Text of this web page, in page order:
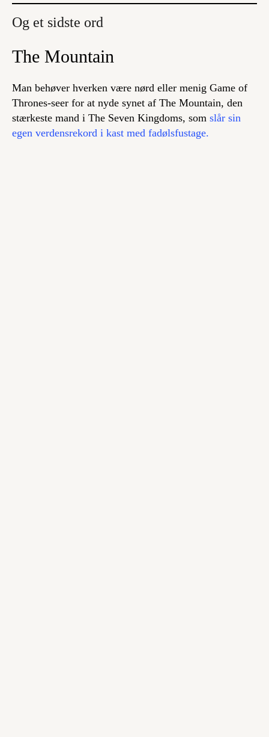
Og et sidste ord
The Mountain
Man behøver hverken være nørd eller menig Game of
Thrones-seer for at nyde synet af The Mountain, den
stærkeste mand i The Seven Kingdoms, som slår sin
egen verdensrekord i kast med fadølsfustage.